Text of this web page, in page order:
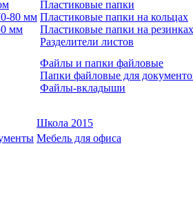
80 мм
мм
Пластиковые папки
Пластиковые папки на кольцах
Пластиковые папки на резинках
Разделители листов
Файлы и папки файловые
Папки файловые для
Файлы-вкладыши
Школа 2015
Мебель для офиса